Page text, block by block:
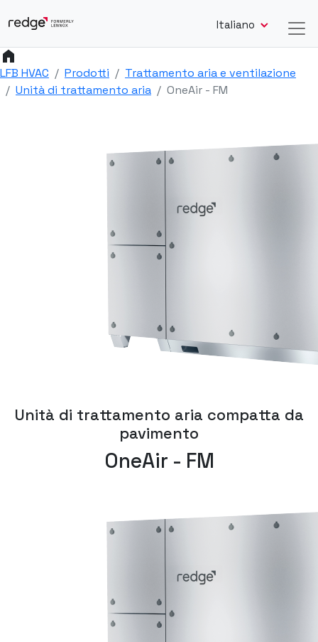
Italiano
home
LFB HVAC Prodotti
Trattamento aria e ventilazione
Unità di trattamento aria
OneAir - FM
Unità di trattamento aria compatta da
pavimento
OneAir - FM